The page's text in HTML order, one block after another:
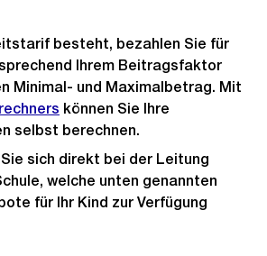
besteht, bezahlen Sie für
Ihrem Beitragsfaktor
Minimal- und Maximalbetrag. Mit
können Sie Ihre
selbst berechnen.
sich direkt bei der Leitung
welche unten genannten
für Ihr Kind zur Verfügung